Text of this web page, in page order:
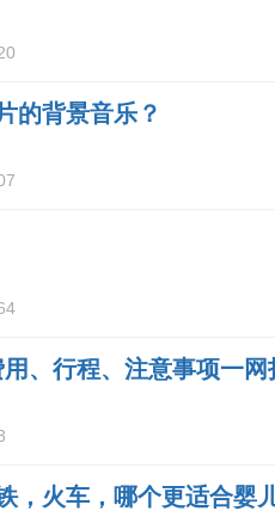
的背景音乐？
、行程、注意事项一网
，火车，哪个更适合婴